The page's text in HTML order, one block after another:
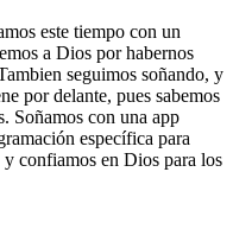
este tiempo con un
a Dios por habernos
seguimos soñando, y
por delante, pues sabemos
Soñamos con una app
específica para
confiamos en Dios para los